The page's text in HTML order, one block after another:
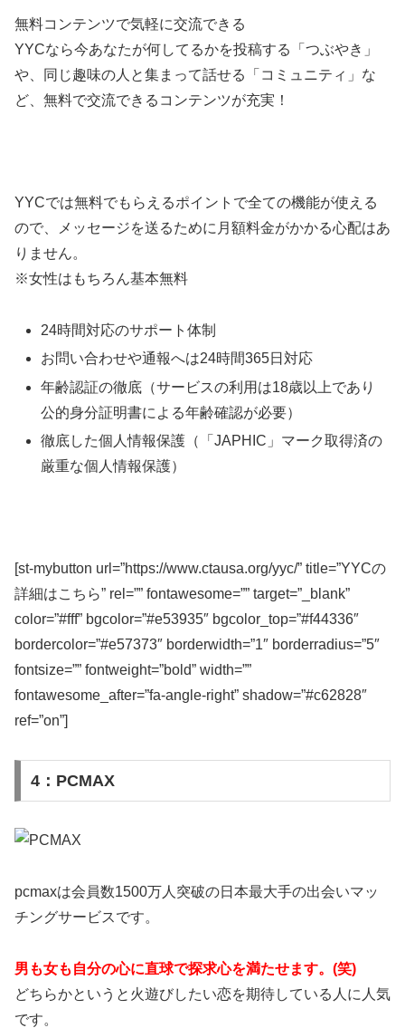
無料コンテンツで気軽に交流できる
YYCなら今あなたが何してるかを投稿する「つぶやき」
や、同じ趣味の人と集まって話せる「コミュニティ」な
ど、無料で交流できるコンテンツが充実！
YYCでは無料でもらえるポイントで全ての機能が使える
ので、メッセージを送るために月額料金がかかる心配はあ
りません。
※女性はもちろん基本無料
24時間対応のサポート体制
お問い合わせや通報へは24時間365日対応
年齢認証の徹底（サービスの利用は18歳以上であり
公的身分証明書による年齢確認が必要）
徹底した個人情報保護（「JAPHIC」マーク取得済の
厳重な個人情報保護）
[st-mybutton url=”https://www.ctausa.org/yyc/” title=”YYCの
詳細はこちら” rel=”” fontawesome=”” target=”_blank”
color=”#fff” bgcolor=”#e53935″ bgcolor_top=”#f44336″
bordercolor=”#e57373″ borderwidth=”1″ borderradius=”5″
fontsize=”” fontweight=”bold” width=””
fontawesome_after=”fa-angle-right” shadow=”#c62828″
ref=”on”]
4：PCMAX
pcmaxは会員数1500万人突破の日本最大手の出会いマッ
チングサービスです。
男も女も自分の心に直球で探求心を満たせます。(笑)
どちらかというと火遊びしたい恋を期待している人に人気
です。